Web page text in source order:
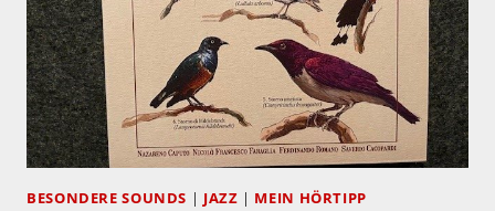
BEYOND
BESONDERE SOUNDS | JAZZ | MEIN HÖRTIPP